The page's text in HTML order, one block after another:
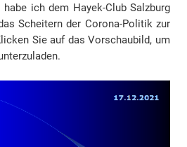
ich dem Hayek-Club Salzburg
Scheitern der Corona-Politik zur
Sie auf das Vorschaubild, um